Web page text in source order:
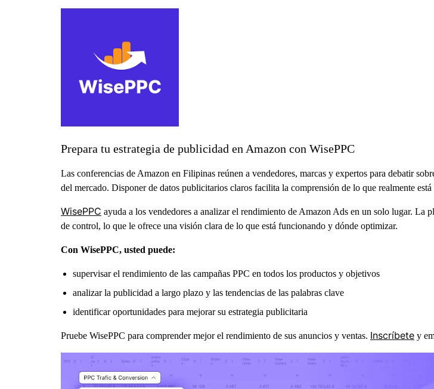
Prepara tu estrategia de publicidad en Amazon con WisePPC
Las conferencias de Amazon en Filipinas reúnen a vendedores, marcas y expertos para debatir
del mercado. Disponer de datos publicitarios claros facilita la comprensión de lo que realmente está
WisePPC ayuda a los vendedores a analizar el rendimiento de Amazon Ads en un solo lugar. La
de control, lo que le ofrece una visión clara de lo que está funcionando y dónde optimizar.
Con WisePPC, usted puede:
supervisar el rendimiento de las campañas PPC en todos los productos y objetivos
analizar la publicidad a largo plazo y las tendencias de las palabras clave
identificar oportunidades para mejorar su estrategia publicitaria
Pruebe WisePPC para comprender mejor el rendimiento de sus anuncios y ventas. Inscríbete y